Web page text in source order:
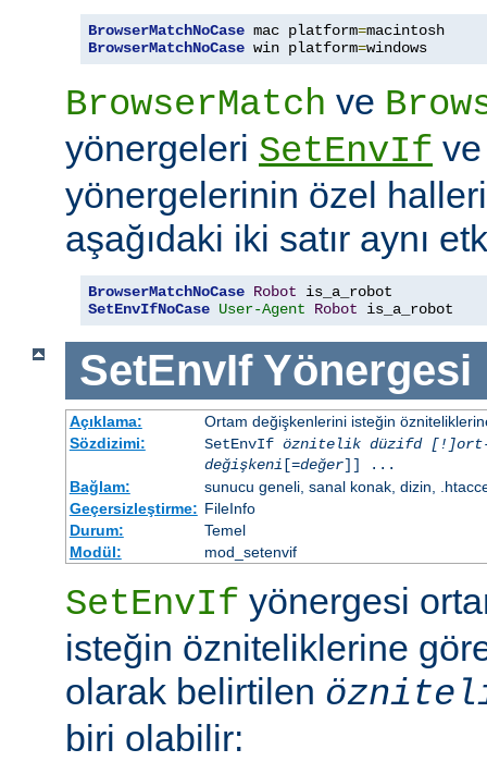
BrowserMatchNoCase mac platform=
BrowserMatchNoCase win platform=windows
BrowserMatch ve
yönergeleri SetEnvIf
yönergelerinin özel
aşağıdaki iki satır aynı
BrowserMatchNoCase Robot
SetEnvIfNoCase User-Agent Robot is_a_robot
SetEnvIf Yönergesi
Açıklama:
Ortam değişkenlerini isteğin
Sözdizimi:
SetEnvIf öznitelik düzifd [!]ort-
değişkeni [=değer]] ...
Bağlam:
sunucu geneli, sanal konak, dizin,
Geçersizleştirme: FileInfo
Durum:
Temel
Modül:
mod_setenvif
SetEnvIf yönergesi
isteğin özniteliklerine
olarak belirtilen
biri olabilir: